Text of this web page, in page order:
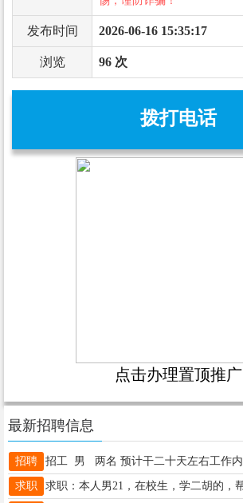
发布时间 2026-06-16 15:35:17
浏览 96 次
拨打电话
点击办理置顶推广
最新招聘信息
招聘
求职